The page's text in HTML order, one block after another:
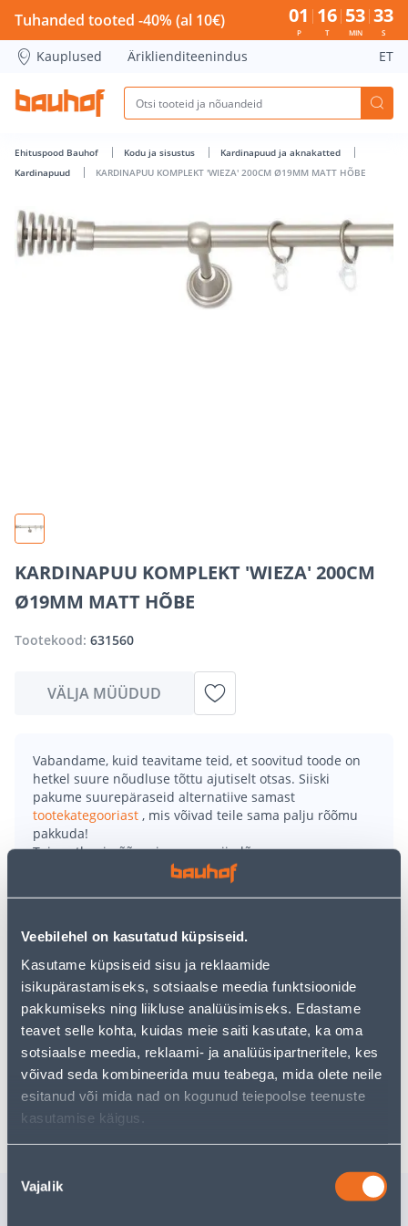
Veebilehel on kasutatud küpsiseid.
Kasutame küpsiseid sisu ja reklaamide
isikupärastamiseks, sotsiaalse meedia funktsioonide
pakkumiseks ning liikluse analüüsimiseks. Edastame
teavet selle kohta, kuidas meie saiti kasutate, ka oma
sotsiaalse meedia, reklaami- ja analüüsipartneritele, kes
võivad seda kombineerida muu teabega, mida olete neile
esitanud või mida nad on kogunud teiepoolse teenuste
kasutamise käigus.
valik
Vajalik
KARDINAPUU KOMPLEKT 'WIEZA' 200CM Ø19MM MATT
Tuhanded tooted -40% (al 10€) 01
P
16
T
53
MIN
32
S
Kauplused Äriklienditeenindus ET
Ehituspood Bauhof Kodu ja sisustus
Kardinapuud ja aknakatted
Kardinapuud
KARDINAPUU KOMPLEKT 'WIEZA' 200CM Ø19MM MATT HÕBE
KARDINAPUU KOMPLEKT 'WIEZA' 200CM
Ø19MM MATT HÕBE
Tootekood: 631560
VÄLJA MÜÜDUD
Vabandame, kuid teavitame teid, et soovitud toode on
hetkel suure nõudluse tõttu ajutiselt otsas. Siiski
pakume suurepäraseid alternatiive samast
tootekategooriast , mis võivad teile sama palju rõõmu
pakkuda!
Teie ostlemisrõõm ei pea aga siin lõppema - oma
uurimistööd saate jätkata, naastes
kasutades meie võimsat otsingufunktsiooni, et leida
• Kardinapuu komplekt, mille läbimõõt on 19 mm ja
pikkus 2 meetrit
• Matt hõbedase viimistlus
• 14-päevane tagastusõigus.
Sarnased tooted